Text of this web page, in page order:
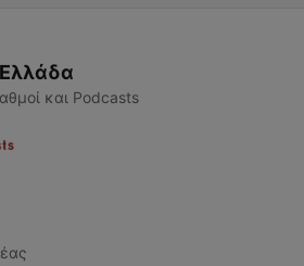
και Podcasts